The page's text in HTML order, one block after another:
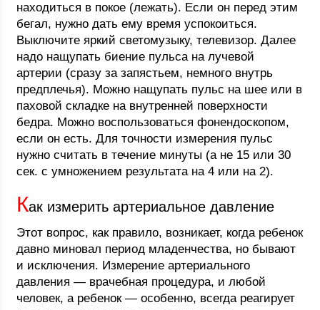
находиться в покое (лежать). Если он перед этим
бегал, нужно дать ему время успокоиться.
Выключите яркий светомузыку, телевизор. Далее
надо нащупать биение пульса на лучевой
артерии (сразу за запястьем, немного внутрь
предплечья). Можно нащупать пульс на шее или в
паховой складке на внутренней поверхности
бедра. Можно воспользоваться фонендоскопом,
если он есть. Для точности измерения пульс
нужно считать в течение минуты (а не 15 или 30
сек. с умножением результата на 4 или на 2).
Как измерить артериальное давление
Этот вопрос, как правило, возникает, когда ребенок
давно миновал период младенчества, но бывают
и исключения. Измерение артериального
давления — врачебная процедура, и любой
человек, а ребенок — особенно, всегда реагирует